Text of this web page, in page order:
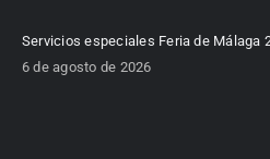
Servicios especiales Feria de Málaga
6 de agosto de 2026